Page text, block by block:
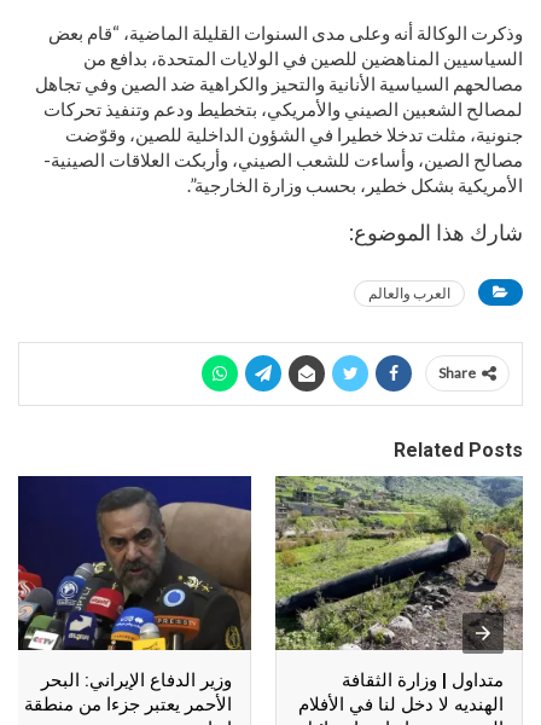
وذكرت الوكالة أنه وعلى مدى السنوات القليلة الماضية، “قام بعض
السياسيين المناهضين للصين في الولايات المتحدة، بدافع من
مصالحهم السياسية الأنانية والتحيز والكراهية ضد الصين وفي تجاهل
لمصالح الشعبين الصيني والأمريكي، بتخطيط ودعم وتنفيذ تحركات
جنونية، مثلت تدخلا خطيرا في الشؤون الداخلية للصين، وقوّضت
مصالح الصين، وأساءت للشعب الصيني، وأربكت العلاقات الصينية-
الأمريكية بشكل خطير، بحسب وزارة الخارجية”.
شارك هذا الموضوع:
العرب والعالم
Share
Related Posts
متداول | وزارة الثقافة
الهنديه لا دخل لنا في الأفلام
وزير الدفاع الإيراني: البحر
الأحمر يعتبر جزءا من منطقة